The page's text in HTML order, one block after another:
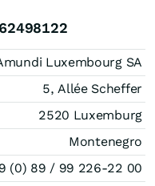
Luxembourg SA
5, Allée Scheffer
2520 Luxemburg
Montenegro
(0) 89 / 99 226-22 00